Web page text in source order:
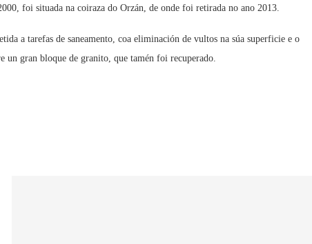
foi situada na coiraza do Orzán, de onde foi retirada no ano 2013.
a tarefas de saneamento, coa eliminación de vultos na súa superficie e o
un gran bloque de granito, que tamén foi recuperado.